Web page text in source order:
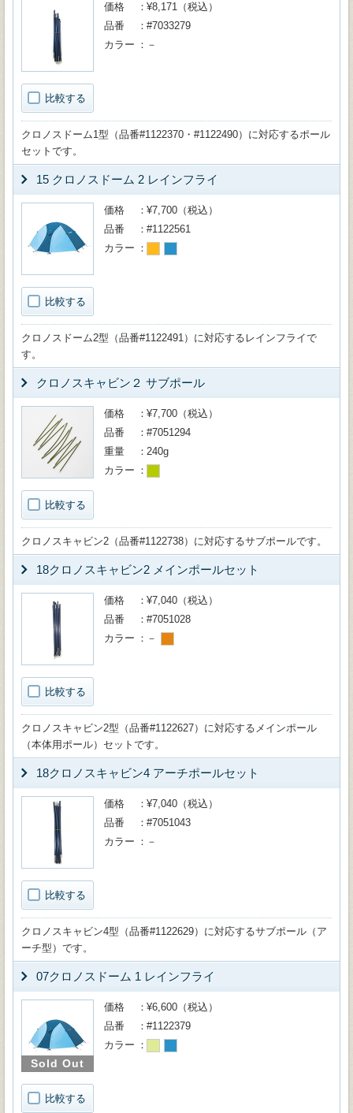
比較する
価格
¥8,171（税込）
品番
#7033279
カラー
－
クロノスドーム1型（品番#1122370・#1122490）に対応するポール
セットです。
15 クロノスドーム 2 レインフライ
比較する
価格
¥7,700（税込）
品番
#1122561
カラー
クロノスドーム2型（品番#1122491）に対応するレインフライで
す。
クロノスキャビン２ サブポール
比較する
価格
¥7,700（税込）
品番
#7051294
重量
240g
カラー
クロノスキャビン2（品番#1122738）に対応するサブポールです。
18クロノスキャビン2 メインポールセット
比較する
価格
¥7,040（税込）
品番
#7051028
カラー
－
クロノスキャビン2型（品番#1122627）に対応するメインポール
（本体用ポール）セットです。
18クロノスキャビン4 アーチポールセット
比較する
価格
¥7,040（税込）
品番
#7051043
カラー
－
クロノスキャビン4型（品番#1122629）に対応するサブポール（ア
ーチ型）です。
07クロノスドーム 1 レインフライ
Sold Out
比較する
価格
¥6,600（税込）
品番
#1122379
カラー